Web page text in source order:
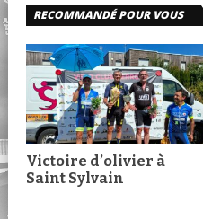
RECOMMANDÉ POUR VOUS
Victoire d’olivier à
Saint Sylvain